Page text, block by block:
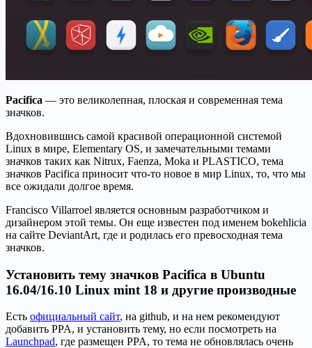
Pacifica — это великолепная, плоская и современная тема
значков.
Вдохновившись самой красивой операционной системой
Linux в мире, Elementary OS, и замечательными темами
значков таких как Nitrux, Faenza, Moka и PLASTICO, тема
значков Pacifica приносит что-то новое в мир Linux, то, что мы
все ожидали долгое время.
Francisco Villarroel является основным разработчиком и
дизайнером этой темы. Он еще известен под именем bokehlicia
на сайте DeviantArt, где и родилась его превосходная тема
значков.
Установить тему значков Pacifica в Ubuntu
16.04/16.10 Linux mint 18 и другие производные
Есть официальный сайт, на github, и на нем рекомендуют
добавить PPA, и установить тему, но если посмотреть на
Launchpad, где размещен PPA, то тема не обновлялась очень